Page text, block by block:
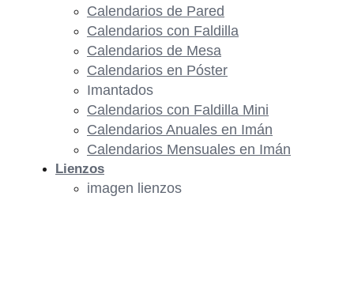
Calendarios de Pared
Calendarios con Faldilla
Calendarios de Mesa
Calendarios en Póster
Imantados
Calendarios con Faldilla Mini
Calendarios Anuales en Imán
Calendarios Mensuales en Imán
Lienzos
imagen lienzos